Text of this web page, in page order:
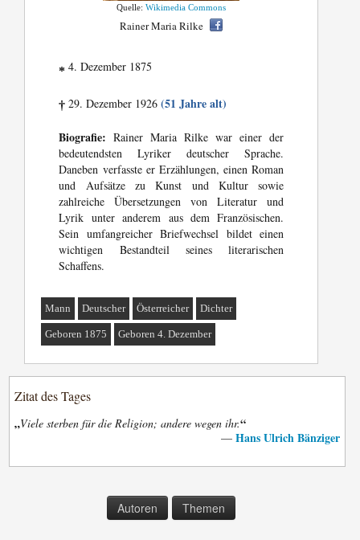
Quelle:Wikimedia Commons
Rainer Maria Rilke
* 4. Dezember 1875
† 29. Dezember 1926(51 Jahre alt)
Biografie: Rainer Maria Rilke war einer der
bedeutendsten Lyriker deutscher Sprache.
Daneben verfasste er Erzählungen, einen Roman
und Aufsätze zu Kunst und Kultur sowie
zahlreiche Übersetzungen von Literatur und
Lyrik unter anderem aus dem Französischen.
Sein umfangreicher Briefwechsel bildet einen
wichtigen Bestandteil seines literarischen
Schaffens.
Mann Deutscher Österreicher Dichter
Geboren 1875 Geboren 4. Dezember
Zitat des Tages
„Viele sterben für die Religion; andere wegen ihr.“
— Hans Ulrich Bänziger
Autoren Themen